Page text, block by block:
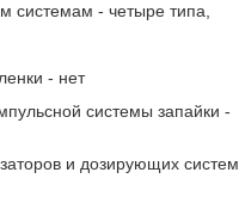
системам - четыре типа,
- нет
системы запайки -
и дозирующих